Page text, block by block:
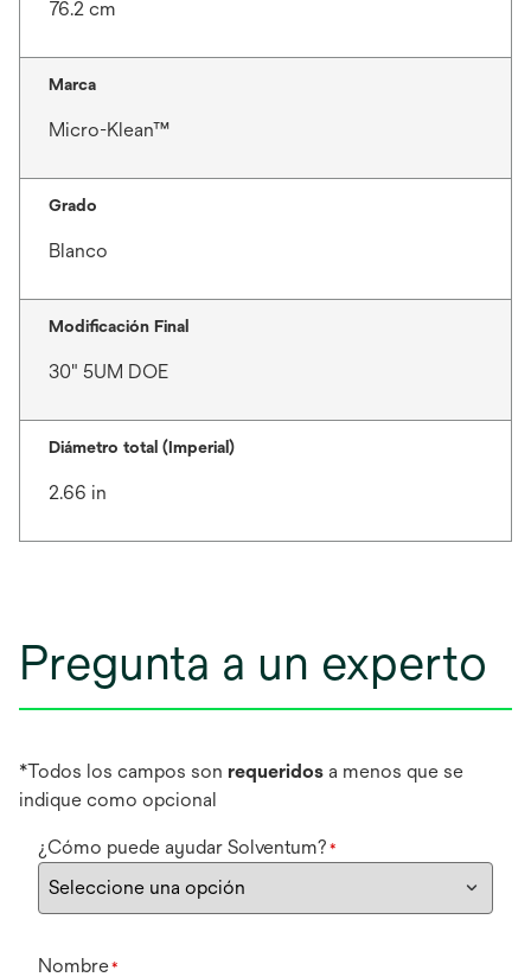
76.2 cm
Marca
Micro-Klean™
Grado
Blanco
Modificación Final
30" 5UM DOE
Diámetro total (Imperial)
2.66 in
Pregunta a un experto
*Todos los campos son requeridos a menos que se
indique como opcional
¿Cómo puede ayudar Solventum? *
Nombre*